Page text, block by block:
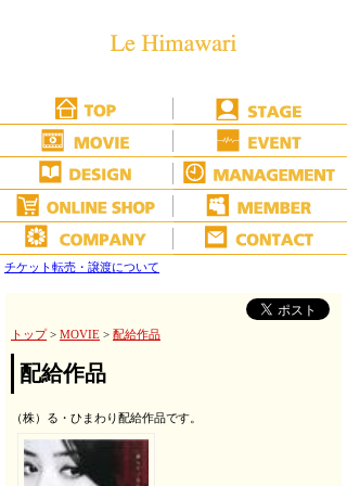
チケット転売・譲渡について
トップ> MOVIE > 配給作品
配給作品
（株）る・ひまわり配給作品です。